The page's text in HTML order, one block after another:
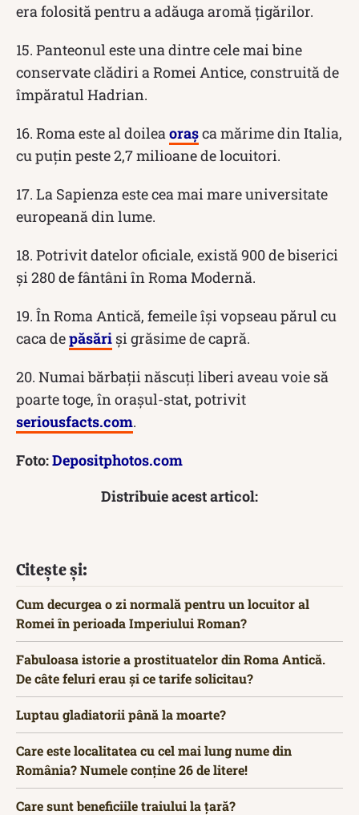
era folosită pentru a adăuga aromă țigărilor.
15. Panteonul este una dintre cele mai bine
conservate clădiri a Romei Antice, construită de
împăratul Hadrian.
16. Roma este al doilea orașca mărime din Italia,
cu puțin peste 2,7 milioane de locuitori.
17. La Sapienza este cea mai mare universitate
europeană din lume.
18. Potrivit datelor oficiale, există 900 de biserici
și 280 de fântâni în Roma Modernă.
19. În Roma Antică, femeile își vopseau părul cu
caca depăsări și grăsime de capră.
20. Numai bărbații născuți liberi aveau voie să
poarte toge, în orașul-stat, potrivit
seriousfacts.com.
Foto:Depositphotos.com
Distribuie acest articol:
Citește și:
Cum decurgea o zi normală pentru un locuitor al
Romei în perioada Imperiului Roman?
Fabuloasa istorie a prostituatelor din Roma Antică.
De câte feluri erau și ce tarife solicitau?
Luptau gladiatorii până la moarte?
Care este localitatea cu cel mai lung nume din
România? Numele conține 26 de litere!
Care sunt beneficiile traiului la țară?